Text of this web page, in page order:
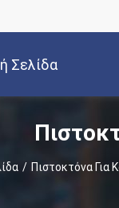
Σελίδα
/ Πιστοκτόνα Για